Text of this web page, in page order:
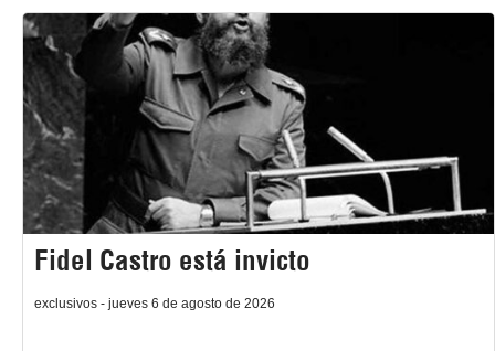
Fidel Castro está invicto
exclusivos - jueves 6 de agosto de 2026